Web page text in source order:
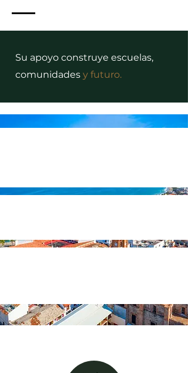
Su apoyo construye escuelas,
comunidades y futuro.